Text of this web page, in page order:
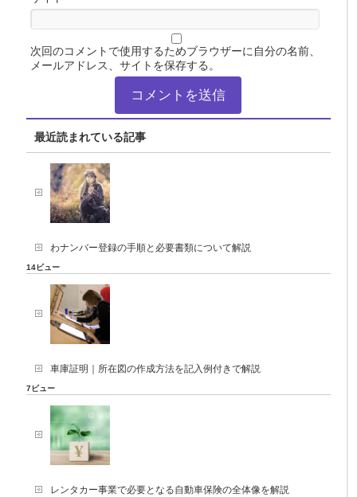
次回のコメントで使用するためブラウザーに自分の名前、
メールアドレス、サイトを保存する。
最近読まれている記事
わナンバー登録の手順と必要書類について解説
14ビュー
車庫証明｜所在図の作成方法を記入例付きで解説
7ビュー
レンタカー事業で必要となる自動車保険の全体像を解説